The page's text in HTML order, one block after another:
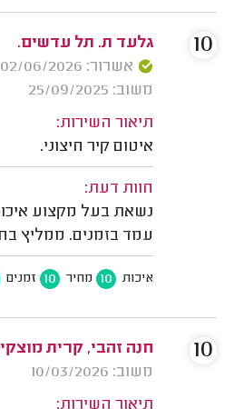
גלעד ת. תל עדשים.
אשרור: 02/06/2026
משוב: 25/09/2025
תיאור השירות:
איטום קיר חיצוני.
חוות דעת:
נשאת בעל מקצוע
עמד בזמנים. ממליץ
איכות 10 מחיר 10 זמנים
10
חנה זהבי, קרית
משוב: 10/03/2026
תיאור השירות:
10